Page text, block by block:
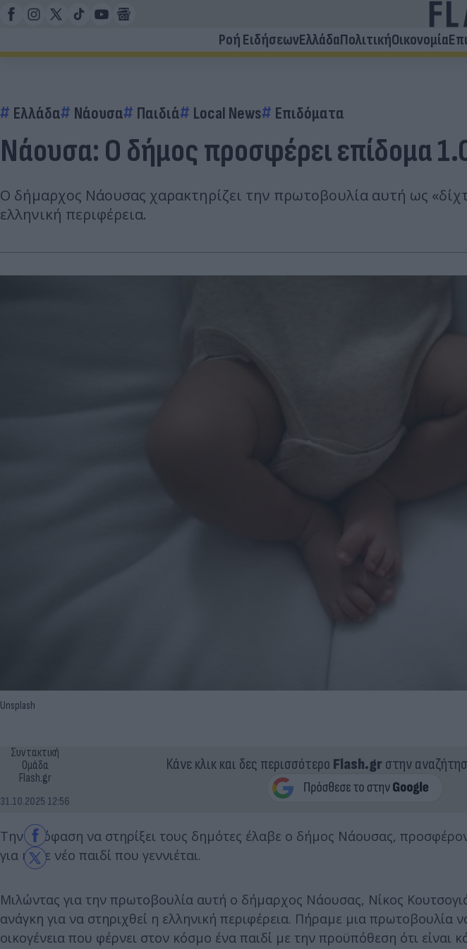
Ροή ΕιδήσεωνΕλλάδαΠολιτικήΟικονομία
Ελλάδα Νάουσα Παιδιά Local News Επιδόματα
Νάουσα: Ο δήμος προσφέρει επίδομα
Ο δήμαρχος Νάουσας χαρακτηρίζει την πρωτοβουλία αυτή ως
ελληνική περιφέρεια.
Unsplash
Συντακτική
Ομάδα
Flash.gr
31.10.2025 12:56
Κάνε κλικ και δες περισσότερο Flash.grστην
Την απόφαση να στηρίξει τους δημότες έλαβε ο δήμος Νάουσας,
για κάθε νέο παιδί που γεννιέται.
Μιλώντας για την πρωτοβουλία αυτή ο δήμαρχος Νάουσας, Νίκος
ανάγκη για να στηριχθεί η ελληνική περιφέρεια. Πήραμε μια πρωτοβουλία
οικογένεια που φέρνει στον κόσμο ένα παιδί με την προϋπόθεση ότι είναι